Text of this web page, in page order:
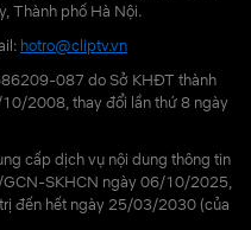
Thành phố Hà Nội.
hotro@cliptv.vn
087 do Sở KHĐT thành
2008, thay đổi lần thứ 8 ngày
cấp dịch vụ nội dung thông tin
GCN-SKHCN ngày 06/10/2025,
đến hết ngày 25/03/2030 (của